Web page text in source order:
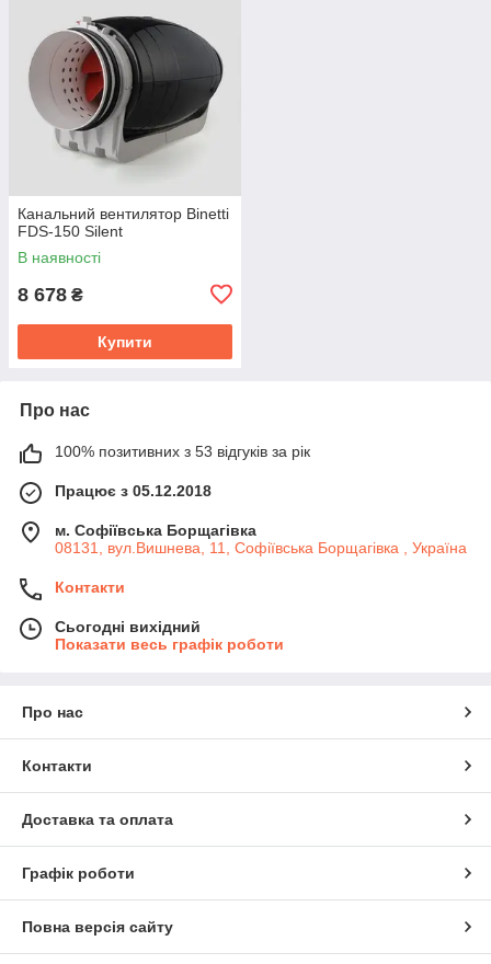
Канальний вентилятор Binetti
FDS-150 Silent
В наявності
8 678 ₴
Купити
Про нас
100% позитивних з 53 відгуків за рік
Працює з 05.12.2018
м. Софіївська Борщагівка
08131, вул.Вишнева, 11, Софіївська Борщагівка , Україна
Контакти
Сьогодні вихідний
Показати весь графік роботи
Про нас
Контакти
Доставка та оплата
Графік роботи
Повна версія сайту